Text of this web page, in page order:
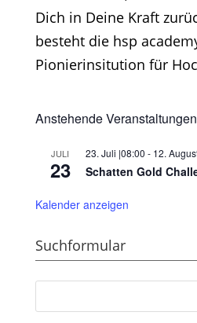
Dich in Deine Kraft
besteht die hsp
Pionierinsitution für
Anstehende Veranstaltungen
JULI
23
23. Juli |08:00 - 12.
Schatten Gold
Kalender anzeigen
Suchformular